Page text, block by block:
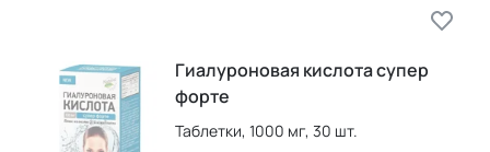
Гиалуроновая кислота супер
форте
Таблетки, 1000 мг, 30 шт.